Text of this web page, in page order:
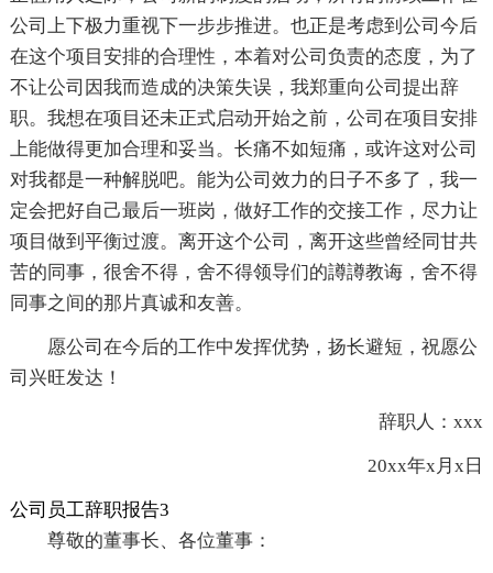
公司上下极力重视下一步步推进。也正是考虑到公司今后
在这个项目安排的合理性，本着对公司负责的态度，为了
不让公司因我而造成的决策失误，我郑重向公司提出辞
职。我想在项目还未正式启动开始之前，公司在项目安排
上能做得更加合理和妥当。长痛不如短痛，或许这对公司
对我都是一种解脱吧。能为公司效力的日子不多了，我一
定会把好自己最后一班岗，做好工作的交接工作，尽力让
项目做到平衡过渡。离开这个公司，离开这些曾经同甘共
苦的同事，很舍不得，舍不得领导们的譐譐教诲，舍不得
同事之间的那片真诚和友善。
愿公司在今后的工作中发挥优势，扬长避短，祝愿公
司兴旺发达！
辞职人：xxx
20xx年x月x日
公司员工辞职报告3
尊敬的董事长、各位董事：